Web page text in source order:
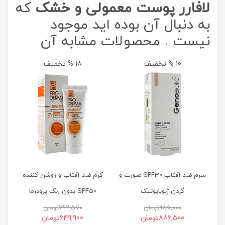
لافارر پوست معمولی و خشک که
به دنبال آن بوده اید موجود
نیست . محصولات مشابه آن
10 % تخفیف
سرم ضد آفتاب SPF30 صورت و
گردن ژنوبایوتیک
985,000تومان
886,500تومان
18 % تخفیف
کرم ضد آفتاب و روشن کننده
SPF50 بدون رنگ پرودرما
792,570تومان
649,900تومان